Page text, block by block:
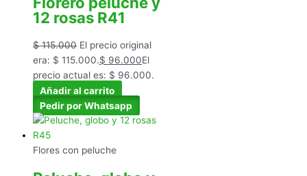
12 rosas R41
$115.000 El precio original
era: $ 115.000.$ 96.000El
precio actual es: $ 96.000.
Añadir al carrito
Pedir por Whatsapp
Flores con peluche